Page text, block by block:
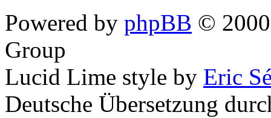
Powered by phpBB ©
Group
Lucid Lime style by Eric
Deutsche Übersetzung